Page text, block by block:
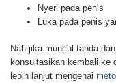
Nyeri pada penis
Luka pada penis
Nah jika muncul tanda
konsultasikan kembali ke
lebih lanjut mengenai